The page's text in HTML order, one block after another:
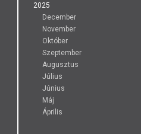
2025
December
November
Október
Szeptember
Augusztus
Július
Június
Máj
Április